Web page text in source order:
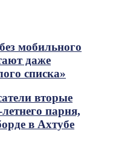
мобильного
даже
списка»
вторые
парня,
в Ахтубе